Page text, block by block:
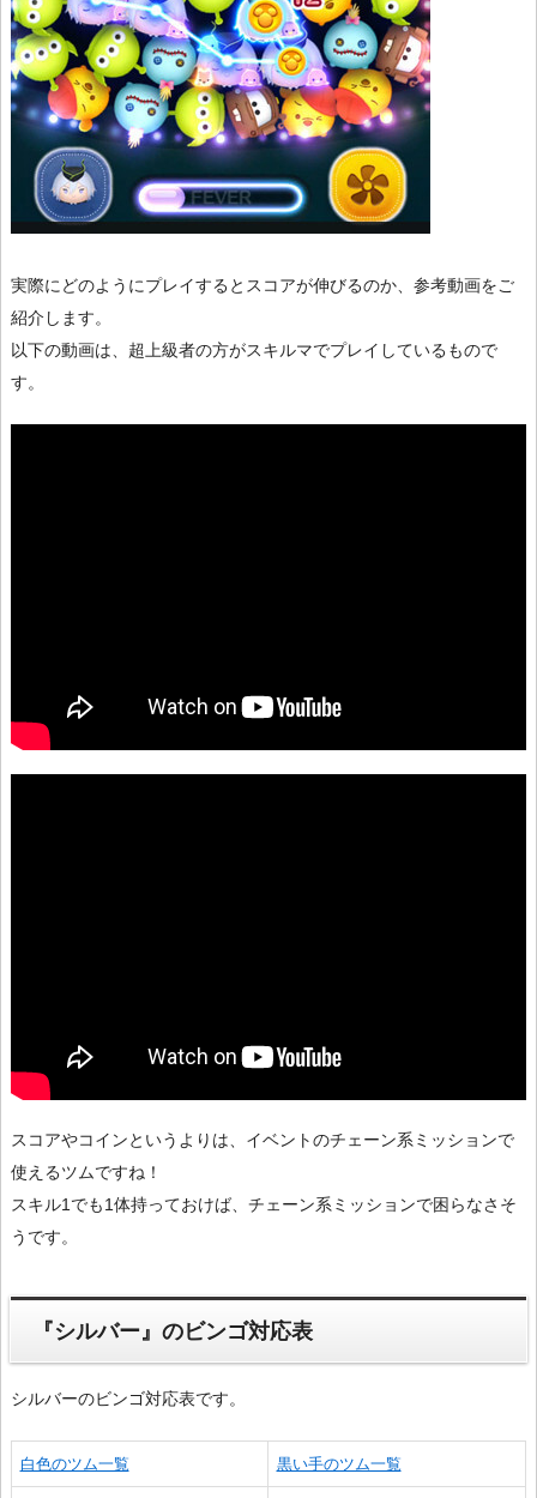
実際にどのようにプレイするとスコアが伸びるのか、参考動画をご
紹介します。
以下の動画は、超上級者の方がスキルマでプレイしているもので
す。
スコアやコインというよりは、イベントのチェーン系ミッションで
使えるツムですね！
スキル1でも1体持っておけば、チェーン系ミッションで困らなさそ
うです。
『シルバー』のビンゴ対応表
シルバーのビンゴ対応表です。
白色のツム一覧 黒い手のツム一覧